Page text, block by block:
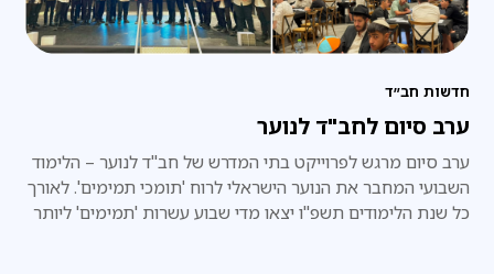
חדשות חב״ד
ערב סיום לחב"ד לנוער
ערב סיום מרגש לפרוייקט בתי המדרש של חב"ד לנוער – הלימוד
השבועי המחבר את הנוער הישראלי לרוח 'תומכי תמימים'. לאורך
כל שנת הלימודים תשפ"ו יצאו מדי שבוע עשרות 'תמימים' ליותר